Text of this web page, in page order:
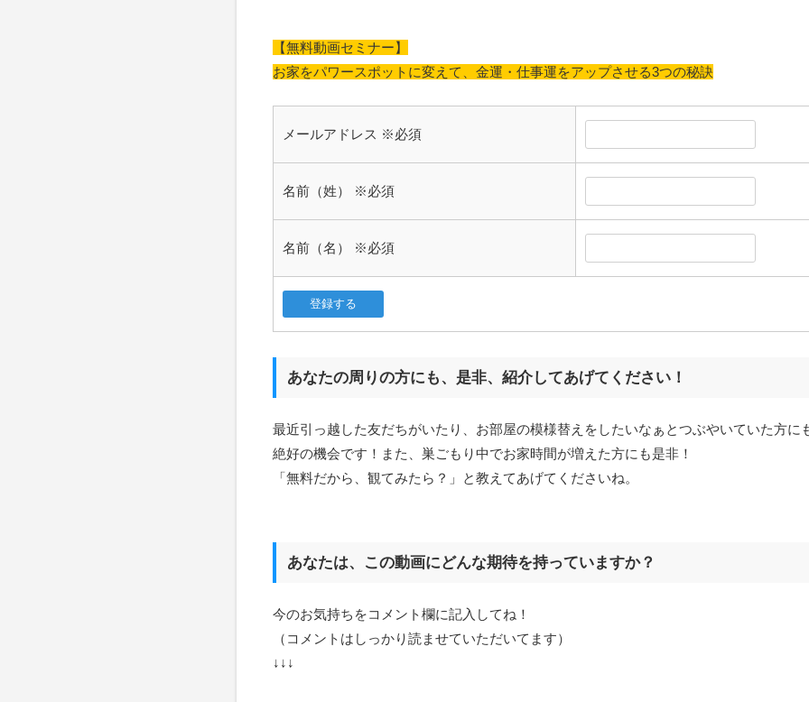
【無料動画セミナー】
お家をパワースポットに変えて、金運・仕事運をアップさせる3つの秘訣
メールアドレス ※必須
名前（姓） ※必須
名前（名） ※必須
あなたの周りの方にも、是非、紹介してあげてください！
最近引っ越した友だちがいたり、お部屋の模様替えをしたいなぁとつぶやいていた方に
絶好の機会です！また、巣ごもり中でお家時間が増えた方にも是非！
「無料だから、観てみたら？」と教えてあげてくださいね。
あなたは、この動画にどんな期待を持っていますか？
今のお気持ちをコメント欄に記入してね！
（コメントはしっかり読ませていただいてます）
↓↓↓